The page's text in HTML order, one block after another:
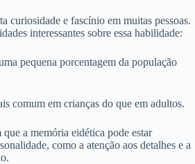
curiosidade e fascínio em muitas pessoas.
interessantes sobre essa habilidade:
pequena porcentagem da população
comum em crianças do que em adultos.
a memória eidética pode estar
como a atenção aos detalhes e a